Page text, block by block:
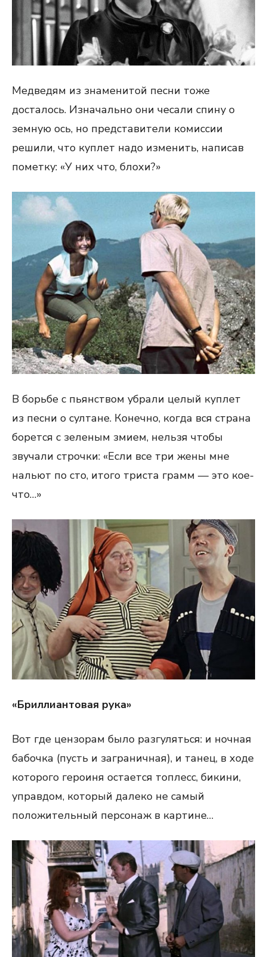
Медведям из знаменитой песни тоже
досталось. Изначально они чесали спину о
земную ось, но представители комиссии
решили, что куплет надо изменить, написав
пометку: «У них что, блохи?»
В борьбе с пьянством убрали целый куплет
из песни о султане. Конечно, когда вся страна
борется с зеленым змием, нельзя чтобы
звучали строчки: «Если все три жены мне
нальют по сто, итого триста грамм — это кое-
что…»
«Бриллиантовая рука»
Вот где цензорам было разгуляться: и ночная
бабочка (пусть и заграничная), и танец, в ходе
которого героиня остается топлесс, бикини,
управдом, который далеко не самый
положительный персонаж в картине…